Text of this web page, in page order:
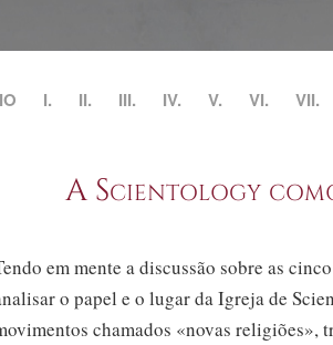
I. II. III. IV. V. VI. VII.
A Scientology
em mente a discussão sobre as
o papel e o lugar da Igreja de
chamados «novas religiões»,